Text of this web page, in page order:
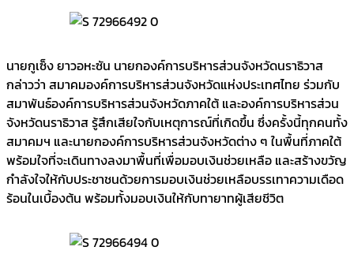
นายกูเซ็ง ยาวอหะซัน นายกองค์การบริหารส่วนจังหวัดนราธิวาส
กล่าวว่า สมาคมองค์การบริหารส่วนจังหวัดแห่งประเทศไทย ร่วมกับ
สมาพันธ์องค์การบริหารส่วนจังหวัดภาคใต้ และองค์การบริหารส่วน
จังหวัดนราธิวาส รู้สึกเสียใจกับเหตุการณ์ที่เกิดขึ้น ซึ่งครั้งนี้ทุกคนทั้ง
สมาคมฯ และนายกองค์การบริหารส่วนจังหวัดต่าง ๆ ในพื้นที่ภาคใต้
พร้อมใจที่จะเดินทางลงมาพื้นที่เพื่อมอบเงินช่วยเหลือ และสร้างขวัญ
กำลังใจให้กับประชาชนด้วยการมอบเงินช่วยเหลือบรรเทาความเดือด
ร้อนในเบื้องต้น พร้อมทั้งมอบเงินให้กับทายาทผู้เสียชีวิต